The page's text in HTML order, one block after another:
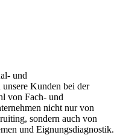
und
Kunden bei der
von Fach- und
nicht nur von
sondern auch von
und Eignungsdiagnostik.